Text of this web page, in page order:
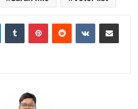
LinkedInTumblr PinterestReddit VKontakteShare via Email